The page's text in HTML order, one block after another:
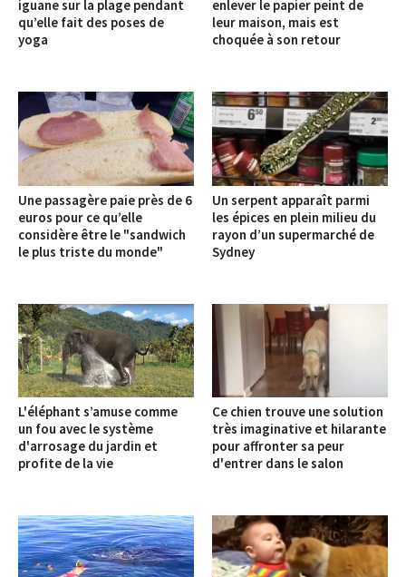
iguane sur la plage pendant
qu’elle fait des poses de
yoga
enlever le papier peint de
leur maison, mais est
choquée à son retour
Une passagère paie près de 6
euros pour ce qu’elle
considère être le "sandwich
le plus triste du monde"
Un serpent apparaît parmi
les épices en plein milieu du
rayon d’un supermarché de
Sydney
L'éléphant s’amuse comme
un fou avec le système
d'arrosage du jardin et
profite de la vie
Ce chien trouve une solution
très imaginative et hilarante
pour affronter sa peur
d'entrer dans le salon